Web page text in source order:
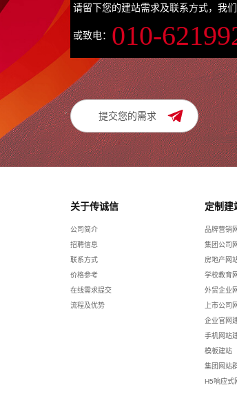
请留下您的建站需求及联系方式，我
或致电： 010-
提交您的需求
关于传诚信
公司简介
招聘信息
联系方式
价格参考
在线需求提交
流程及优势
定制建
品牌营销
集团公司
房地产网
学校教育
外贸企业
上市公司
企业官网
手机网站
模板建站
集团网站
H5响应式